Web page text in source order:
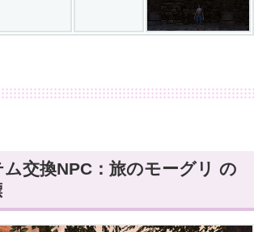
交換NPC：旅のモーグリ の